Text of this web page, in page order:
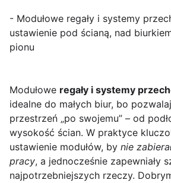
- Modułowe regały i systemy
ustawienie pod ścianą, nad
pionu
Modułowe regały i systemy
idealne do małych biur, bo
przestrzeń „po swojemu” – od
wysokość ścian. W praktyce
ustawienie modułów, by nie
pracy, a jednocześnie zapewniały
najpotrzebniejszych rzeczy.